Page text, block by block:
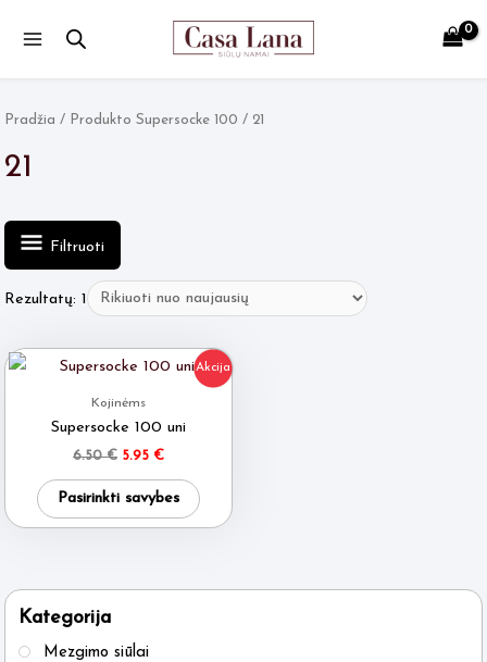
Kategorija
Mezgimo siūlai
Pradžia / Produkto Supersocke 100 / 21
21
Filtruoti
Rezultatų: 1
Akcija
Kojinėms
Supersocke 100 uni
6.50€ Original
6.50 €.
5.95 €Current
5.95 €.
Pasirinkti savybes
product